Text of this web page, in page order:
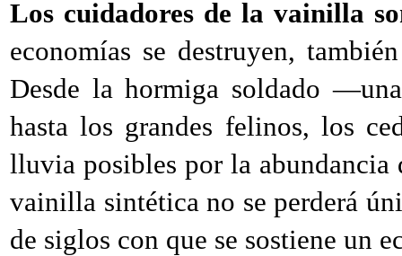
Los cuidadores de la vainilla
economías se destruyen,
Desde la hormiga soldado
hasta los grandes felinos, los
lluvia posibles por la abundancia
vainilla sintética no se perderá
de siglos con que se sostiene un